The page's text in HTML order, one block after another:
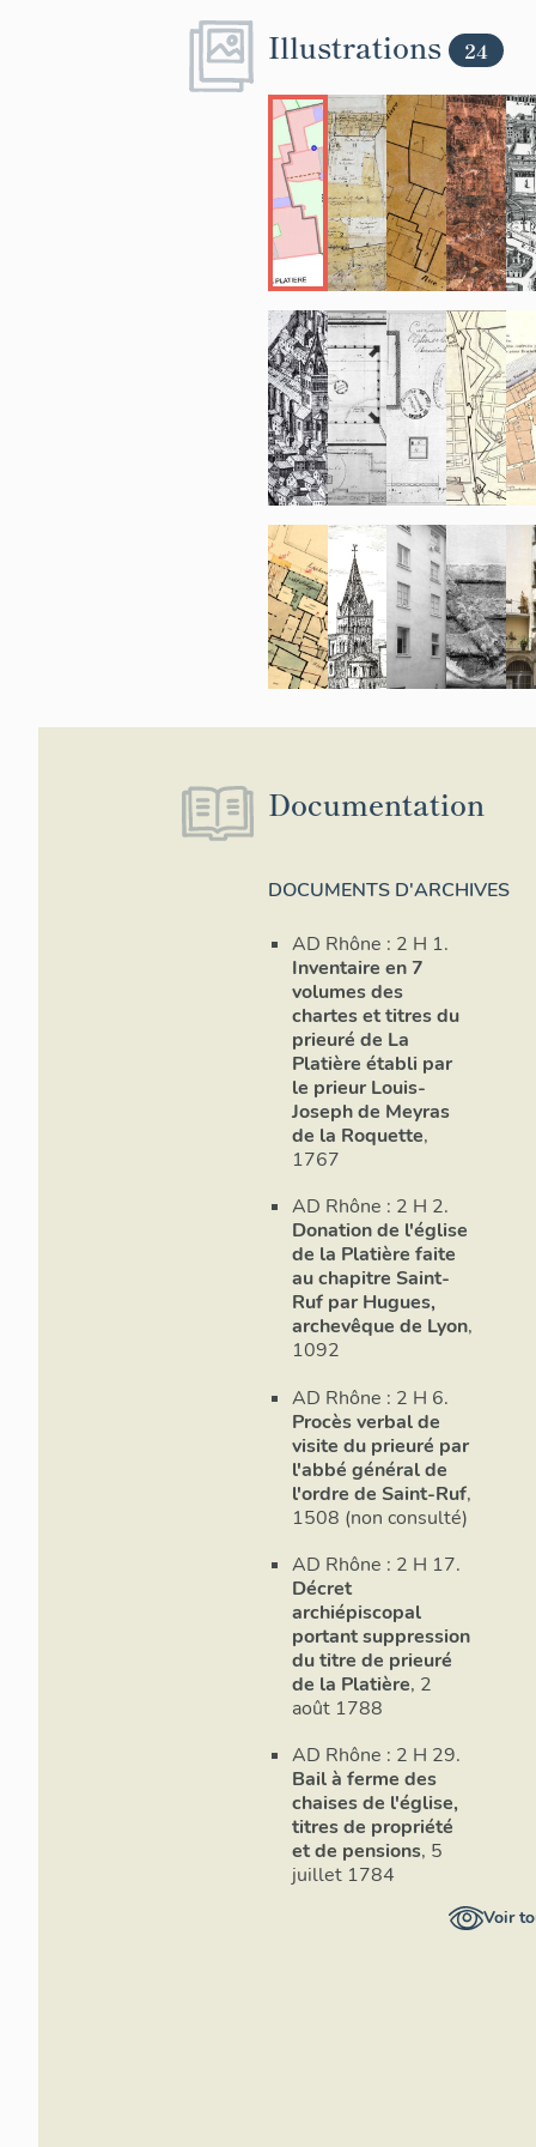
des autres
Rhône : 1 Q
octobre 1791,
divisé pour
(AD Rhône :
nouvelles
le cadastre
comprenait
préau du
enfin le petit
renfermait la
galerie nord
du cloître et
troisième lot
et les
occidentale
attenants.
Seuls les
L´église a
´hôtel de
partie de
muraille »,
immeubles
OLIVE, p.
1869 a donné
Vingtrinier (p.
souvenirs,
En se
´époque
de son
situent au
la création du
16e et de
était de plan
descriptions
supra
Maupin. Le
présence
couverts en
´avant les
été plutôt
autour du
se sont
galerie sud
nous
d´un étage à
´une cour
´arrière. Le
est connu par
1 B 6). Les
suite d´arcs
dessinant un
renforcés par
faisaient un
siècle.
Illustrations 24
Documentation
DOCUMENTS D'ARCHIVES
AD Rhône : 2 H 1.
Inventaire en 7
volumes des
chartes et titres du
prieuré de La
Platière établi par
le prieur Louis-
Joseph de Meyras
de la Roquette,
1767
AD Rhône : 2 H 2.
Donation de l'église
de la Platière faite
au chapitre Saint-
Ruf par Hugues,
archevêque de Lyon,
1092
AD Rhône : 2 H 6.
Procès verbal de
visite du prieuré par
l'abbé général de
l'ordre de Saint-Ruf,
1508 (non consulté)
AD Rhône : 2 H 17.
Décret
archiépiscopal
portant suppression
du titre de prieuré
de la Platière, 2
août 1788
AD Rhône : 2 H 29.
Bail à ferme des
chaises de l'église,
titres de propriété
et de pensions, 5
juillet 1784
Voir